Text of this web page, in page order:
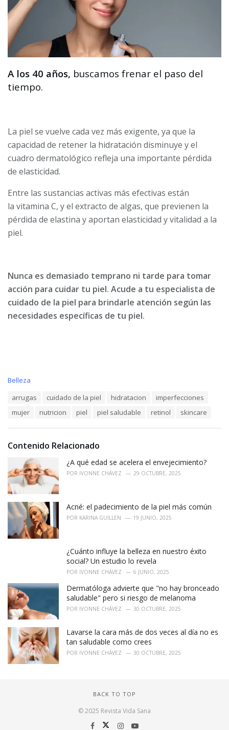
A los 40 años, buscamos frenar el paso del
tiempo.
La piel se vuelve cada vez más exigente, ya que la
capacidad de retener la hidratación disminuye y el
cuadro dermatológico refleja una importante pérdida
de elasticidad.
Entre las sustancias activas más efectivas están
la vitamina C, y el extracto de algas, que previenen la
pérdida de elastina y aportan elasticidad y vitalidad a la
piel.
Nunca es demasiado temprano ni tarde para tomar
acción para cuidar tu piel. Acude a tu especialista de
cuidado de la piel para brindarle atención según las
necesidades específicas de tu piel.
C
i
:
Belleza
arrugas cuidado de la piel hidratacion
imperfecciones
mujer
nutricion piel piel saludable retinol skincare
Contenido Relacionado
¿A qué edad se acelera el envejecimiento?
POR IVONNE CHÁVEZ 29 OCTUBRE, 2025
Acné: el padecimiento de la piel más común
POR KARINA GUILLEN 19 JUNIO, 2025
¿Cuánto influye la belleza en nuestro éxito
social? Un estudio lo revela
POR IVONNE CHÁVEZ 6 JUNIO, 2025
Dermatóloga advierte que "no hay bronceado
saludable" pero si riesgo de melanoma
POR IVONNE CHÁVEZ 30 OCTUBRE, 2025
Lavarse la cara más de dos veces al día no es
tan saludable como crees
POR IVONNE CHÁVEZ 30 OCTUBRE, 2025
BACK TO TOP
© 2025 Revista Vida Sana